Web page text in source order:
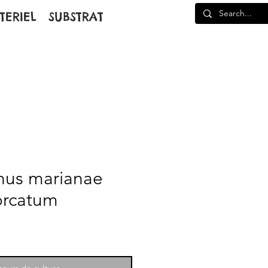
SUBSTRAT
marianae